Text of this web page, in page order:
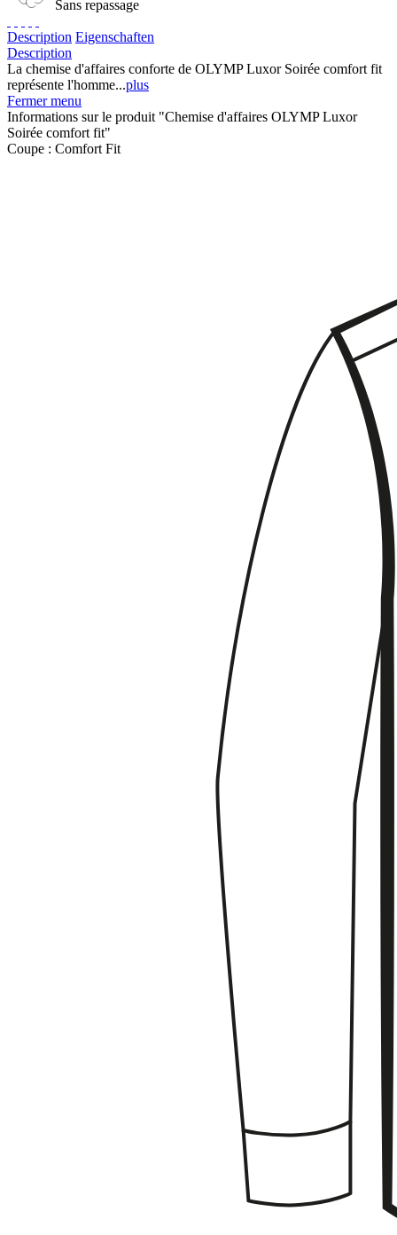
Sans repassage
Description Eigenschaften
Description
La chemise d'affaires conforte de OLYMP Luxor Soirée comfort fit
représente l'homme...plus
Fermer menu
Informations sur le produit "Chemise d'affaires OLYMP Luxor
Soirée comfort fit"
Coupe : Comfort Fit